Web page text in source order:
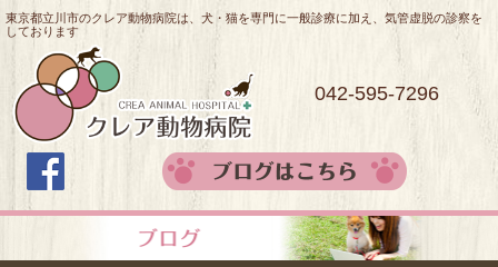
東京都立川市のクレア動物病院は、犬・猫を専門に一般診療に加え、気管虚脱の診察を
しております
042-595-7296